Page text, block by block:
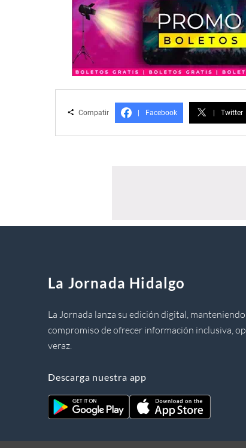
Compatir Facebook Twitter
La Jornada Hidalgo
La Jornada lanza su edición digital,
compromiso de ofrecer información inclusiva,
veraz.
Descarga nuestra app